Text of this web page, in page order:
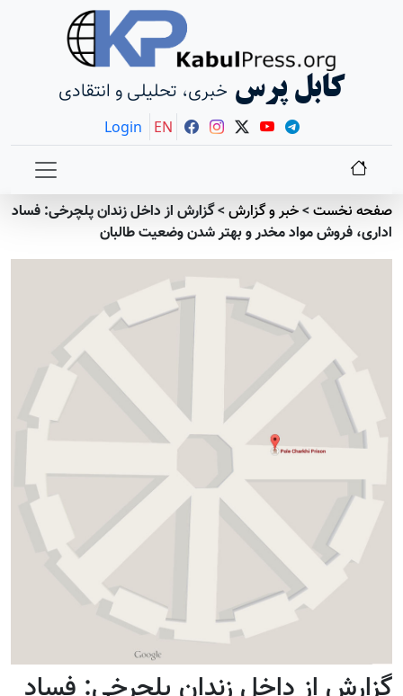
کابل پرس خبری، تحلیلی و انتقادی
Login EN
صفحه نخست>خبر و گزارش>گزارش از داخل زندان پلچرخی: فساد
اداری، فروش مواد مخدر و بهتر شدن وضعیت طالبان